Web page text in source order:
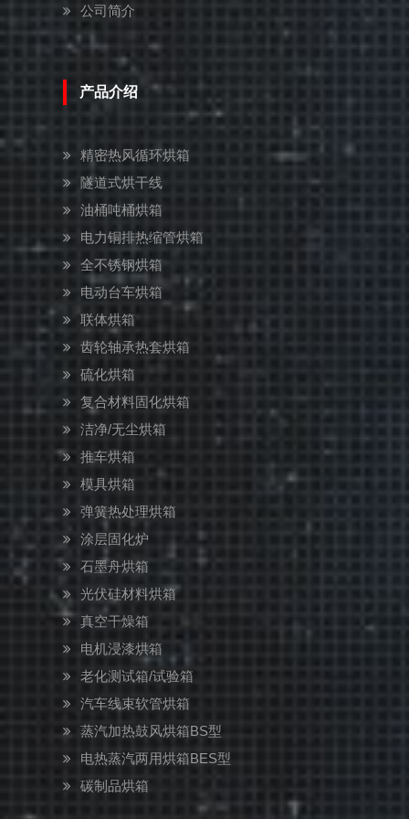
公司简介
产品介绍
精密热风循环烘箱
隧道式烘干线
油桶吨桶烘箱
电力铜排热缩管烘箱
全不锈钢烘箱
电动台车烘箱
联体烘箱
齿轮轴承热套烘箱
硫化烘箱
复合材料固化烘箱
洁净/无尘烘箱
推车烘箱
模具烘箱
弹簧热处理烘箱
涂层固化炉
石墨舟烘箱
光伏硅材料烘箱
真空干燥箱
电机浸漆烘箱
老化测试箱/试验箱
汽车线束软管烘箱
蒸汽加热鼓风烘箱BS型
电热蒸汽两用烘箱BES型
碳制品烘箱